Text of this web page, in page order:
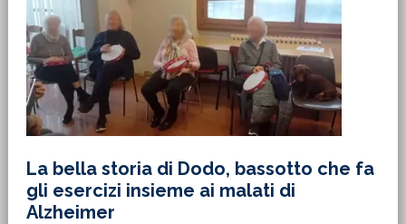
La bella storia di Dodo, bassotto che fa
gli esercizi insieme ai malati di
Alzheimer